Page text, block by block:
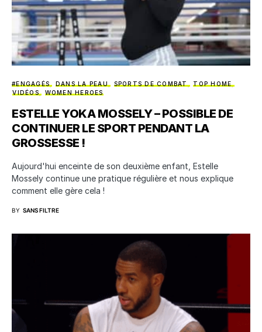
#ENGAGÉS DANS LA PEAU SPORTS DE COMBAT
TOP HOME
VIDÉOS
WOMEN HEROES
ESTELLE YOKA MOSSELY – POSSIBLE DE
CONTINUER LE SPORT PENDANT LA
GROSSESSE !
Aujourd'hui enceinte de son deuxième enfant, Estelle
Mossely continue une pratique régulière et nous explique
comment elle gère cela !
BY SANS FILTRE